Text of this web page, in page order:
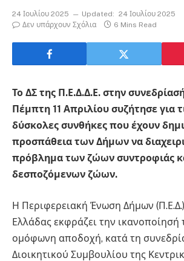
24 Ιουλίου 2025 Updated: 24 Ιουλίου 2025
Δεν υπάρχουν Σχόλια
6 Mins Read
Το ΔΣ της Π.Ε.Δ.Δ.Ε. στην
Πέμπτη 11 Απριλίου συζήτησε για
δύσκολες συνθήκες που έχουν
προσπάθεια των Δήμων να
πρόβλημα των ζώων συντροφιάς
δεσποζόμενων ζώων.
Η Περιφερειακή Ένωση Δήμων
Ελλάδας εκφράζει την ικανοποίησή
ομόφωνη αποδοχή, κατά τη
Διοικητικού Συμβουλίου της